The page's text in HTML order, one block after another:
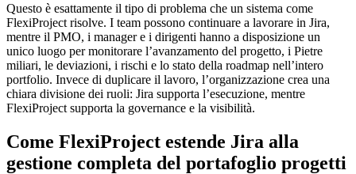
Questo è esattamente il tipo di problema che un sistema come
FlexiProject risolve. I team possono continuare a lavorare in Jira,
mentre il PMO, i manager e i dirigenti hanno a disposizione un
unico luogo per monitorare l’avanzamento del progetto, i Pietre
miliari, le deviazioni, i rischi e lo stato della roadmap nell’intero
portfolio. Invece di duplicare il lavoro, l’organizzazione crea una
chiara divisione dei ruoli: Jira supporta l’esecuzione, mentre
FlexiProject supporta la governance e la visibilità.
Come FlexiProject estende Jira alla
gestione completa del portafoglio progetti